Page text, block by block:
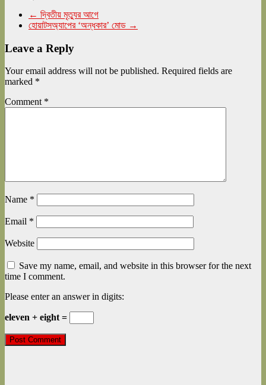
← দ্বিতীয় মৃত্যুর আগে
হোয়াটসঅ্যাপের ‘অন্ধকার’ মোড →
Leave a Reply
Your email address will not be published. Required fields are
marked *
Comment *
Name *
Email *
Website
Save my name, email, and website in this browser for the next
time I comment.
Please enter an answer in digits:
eleven + eight =